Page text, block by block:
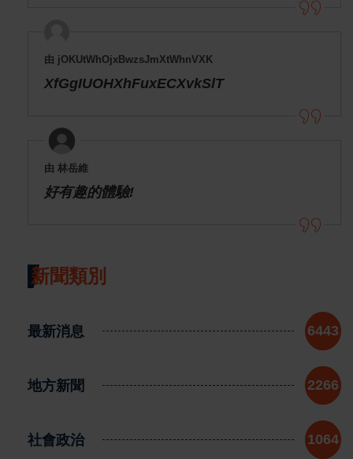
由 jOKUtWhOjxBwzsJmXtWhnVXK
XfGgIUOHXhFuxECXvkSlT
由 林岳維
好有趣的體驗!
新聞類別
最新消息 6443
地方新聞 2266
社會政治 1064